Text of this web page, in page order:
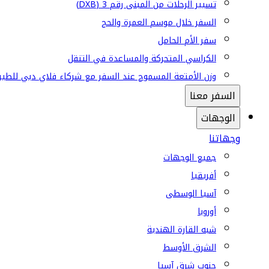
تسيير الرحلات من المبنى رقم 3 (DXB)
السفر خلال موسم العمرة والحج
سفر الأم الحامل
الكراسي المتحركة والمساعدة في التنقل
وزن الأمتعة المسموح عند السفر مع شركاء فلاي دبي
السفر معنا
الوجهات
وجهاتنا
جميع الوجهات
أفريقيا
آسيا الوسطى
أوروبا
شبه القارة الهندية
الشرق الأوسط
جنوب شرق آسيا